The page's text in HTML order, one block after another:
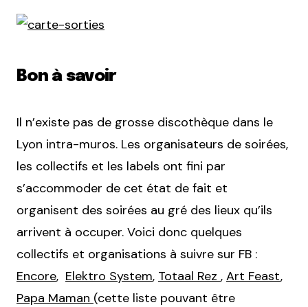
Bon à savoir
Il n’existe pas de grosse discothèque dans le
Lyon intra-muros. Les organisateurs de soirées,
les collectifs et les labels ont fini par
s’accommoder de cet état de fait et
organisent des soirées au gré des lieux qu’ils
arrivent à occuper. Voici donc quelques
collectifs et organisations à suivre sur FB :
Encore, Elektro System, Totaal Rez , Art Feast,
Papa Maman (cette liste pouvant être